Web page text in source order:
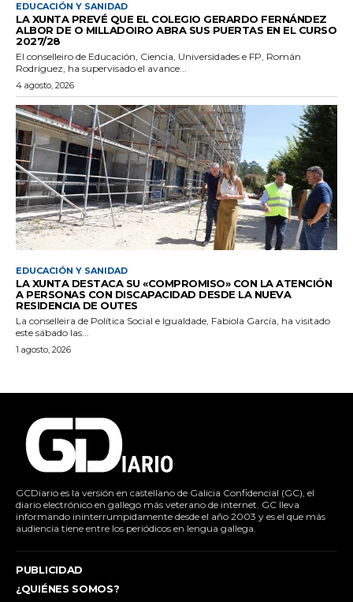
EDUCACIÓN Y SANIDAD
LA XUNTA PREVÉ QUE EL COLEGIO GERARDO FERNÁNDEZ
ALBOR DE O MILLADOIRO ABRA SUS PUERTAS EN EL CURSO
2027/28
El conselleiro de Educación, Ciencia, Universidades e FP, Román
Rodríguez, ha supervisado el avance...
4 agosto, 2026
EDUCACIÓN Y SANIDAD
LA XUNTA DESTACA SU «COMPROMISO» CON LA ATENCIÓN
A PERSONAS CON DISCAPACIDAD DESDE LA NUEVA
RESIDENCIA DE OUTES
La conselleira de Política Social e Igualdade, Fabiola García, ha visitado
este sábado las...
1 agosto, 2026
GCDiario es la versión en castellano de Galicia Confidencial (GC), el
diario electrónico en gallego más veterano de internet. GC lleva
informando ininterrumpidamente desde el año 2003 y es el que más
audiencia tiene entre los periódicos en lengua gallega.
PUBLICIDAD
¿QUIÉNES SOMOS?